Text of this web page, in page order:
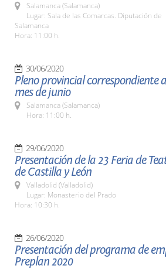
Salamanca (Salamanca)
Lugar: Sala de las Comarcas. Diputación de
Salamanca
Hora: 11:00 h.
30/06/2020
Pleno provincial correspondiente
mes de junio
Salamanca (Salamanca)
Hora: 11:00 h.
29/06/2020
Presentación de la 23 Feria de
de Castilla y León
Valladolid (Valladolid)
Lugar: Monasterio del Prado
Hora: 10:30 h.
26/06/2020
Presentación del programa de
Preplan 2020